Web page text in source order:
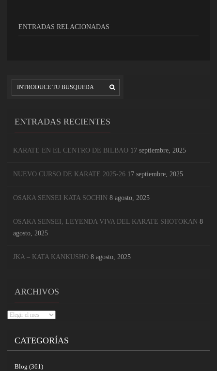
ENTRADAS RELACIONADAS
ENTRADAS RECIENTES
KARATE EN EL CENTRO DE BILBAO 17 septiembre, 2025
NUEVO CURSO DE KARATE 2025-26 17 septiembre, 2025
OSAKA SENSEI KATA SOCHIN 8 agosto, 2025
OSAKA SENSEI, LEYENDA VIVA DEL KARATE SHOTOKAN 8
agosto, 2025
JKA – KATA KANKUSHO 8 agosto, 2025
ARCHIVOS
Archivos
CATEGORÍAS
Blog (361)